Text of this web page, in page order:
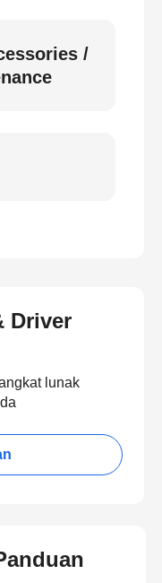
/
Driver
lunak